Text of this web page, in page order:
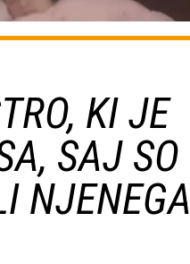
KI JE
SAJ SO
NJENEGA